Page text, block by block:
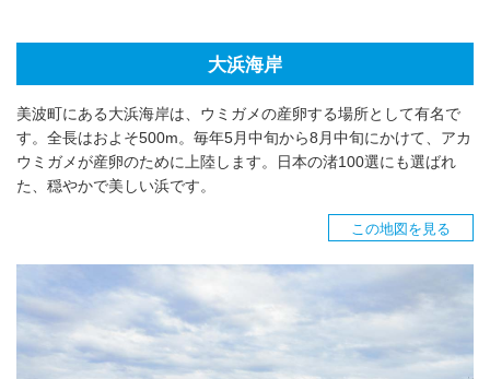
大浜海岸
美波町にある大浜海岸は、ウミガメの産卵する場所として有名で
す。全長はおよそ500m。毎年5月中旬から8月中旬にかけて、アカ
ウミガメが産卵のために上陸します。日本の渚100選にも選ばれ
た、穏やかで美しい浜です。
この地図を見る